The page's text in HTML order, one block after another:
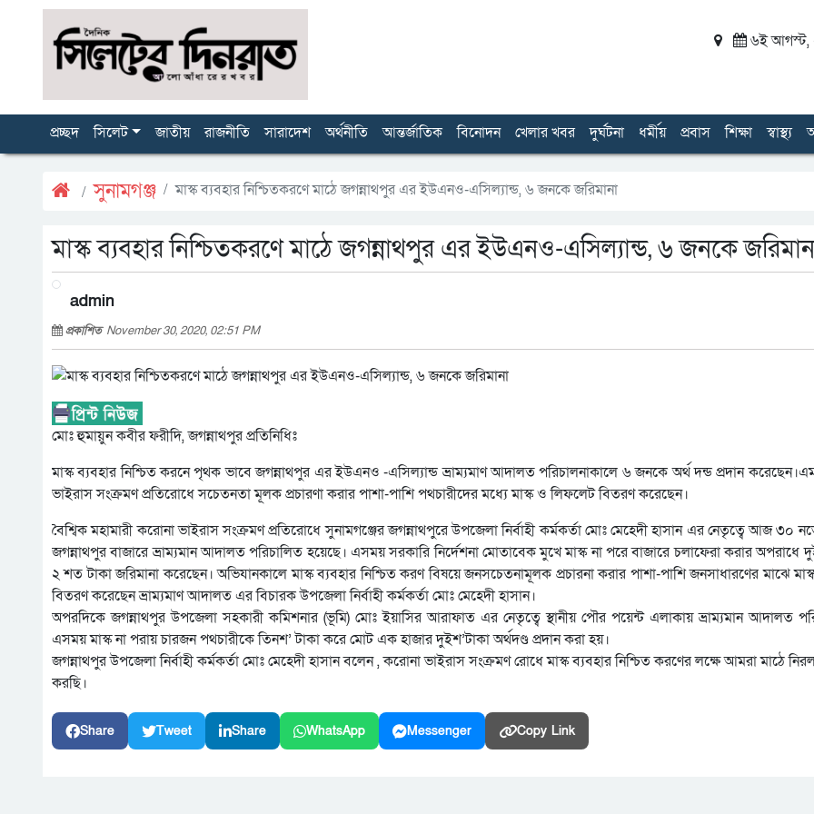
৬ই আগস্ট,
প্রচ্ছদ সিলেট জাতীয় রাজনীতি সারাদেশ অর্থনীতি আন্তর্জাতিক বিনোদন খেলার খবর দুর্ঘটনা ধর্মীয় প্রবাস শিক্ষা স্বাস্থ্য
সুনামগঞ্জ মাস্ক ব্যবহার নিশ্চিতকরণে মাঠে জগন্নাথপুর এর ইউএনও-এসিল্যান্ড, ৬ জনকে জরিমানা
মাস্ক ব্যবহার নিশ্চিতকরণে মাঠে জগন্নাথপুর এর ইউএনও-এসিল্যান্ড, ৬ জনকে
admin
প্রকাশিত November 30, 2020, 02:51 PM
মোঃ হুমায়ুন কবীর ফরীদি, জগন্নাথপুর প্রতিনিধিঃ
মাস্ক ব্যবহার নিশ্চিত করনে পৃথক ভাবে জগন্নাথপুর এর ইউএনও -এসিল্যান্ড ভ্রাম্যমাণ আদালত পরিচালনাকালে ৬ জনকে অর্থ দন্ড প্রদান
ভাইরাস সংক্রমণ প্রতিরোধে সচেতনতা মূলক প্রচারণা করার পাশা-পাশি পথচারীদের মধ্যে মাস্ক ও লিফলেট বিতরণ করেছেন।
বৈশ্বিক মহামারী করোনা ভাইরাস সংক্রমণ প্রতিরোধে সুনামগঞ্জের জগন্নাথপুরে উপজেলা নির্বাহী কর্মকর্তা মোঃ মেহেদী হাসান এর নেতৃত্বে আজ ৩০
জগন্নাথপুর বাজারে ভ্রাম্যমান আদালত পরিচালিত হয়েছে। এসময় সরকারি নির্দেশনা মোতাবেক মুখে মাস্ক না পরে বাজারে চলাফেরা করার অপরাধে
২ শত টাকা জরিমানা করেছেন। অভিযানকালে মাস্ক ব্যবহার নিশ্চিত করণ বিষয়ে জনসচেতনামূলক প্রচারনা করার পাশা-পাশি জনসাধারণের মাঝে
বিতরণ করেছেন ভ্রাম্যমাণ আদালত এর বিচারক উপজেলা নির্বাহী কর্মকর্তা মোঃ মেহেদী হাসান।
অপরদিকে জগন্নাথপুর উপজেলা সহকারী কমিশনার (ভূমি) মোঃ ইয়াসির আরাফাত এর নেতৃত্বে স্থানীয় পৌর পয়েন্ট এলাকায় ভ্রাম্যমান আদালত
এসময় মাস্ক না পরায় চারজন পথচারীকে তিনশ’ টাকা করে মোট এক হাজার দুইশ’টাকা অর্থদণ্ড প্রদান করা হয়।
জগন্নাথপুর উপজেলা নির্বাহী কর্মকর্তা মোঃ মেহেদী হাসান বলেন , করোনা ভাইরাস সংক্রমণ রোধে মাস্ক ব্যবহার নিশ্চিত করণের লক্ষে আমরা মাঠে
করছি।
Share Tweet Share WhatsApp Messenger Copy Link